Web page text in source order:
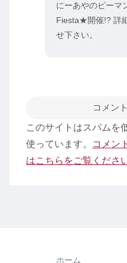
にーあやのピーマ
Fiesta★開催!? 詳
せ下さい。
コメン
このサイトはスパムを
使っています。
コメン
はこちらをご覧くださ
ホーム